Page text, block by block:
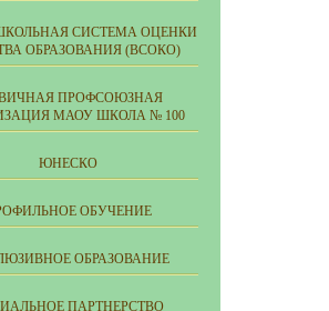
СИСТЕМА ОЦЕНКИ
ОБРАЗОВАНИЯ (ВСОКО)
ПРОФСОЮЗНАЯ
МАОУ ШКОЛА № 100
ЮНЕСКО
ОБУЧЕНИЕ
ОБРАЗОВАНИЕ
ПАРТНЕРСТВО